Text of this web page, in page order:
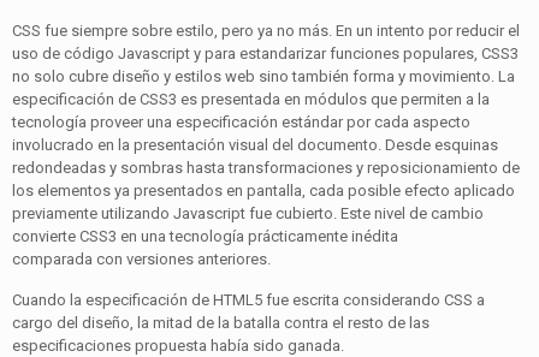
CSS fue siempre sobre estilo, pero ya no más. En un intento por reducir el
uso de código Javascript y para estandarizar funciones populares, CSS3
no solo cubre diseño y estilos web sino también forma y movimiento. La
especificación de CSS3 es presentada en módulos que permiten a la
tecnología proveer una especificación estándar por cada aspecto
involucrado en la presentación visual del documento. Desde esquinas
redondeadas y sombras hasta transformaciones y reposicionamiento de
los elementos ya presentados en pantalla, cada posible efecto aplicado
previamente utilizando Javascript fue cubierto. Este nivel de cambio
convierte CSS3 en una tecnología prácticamente inédita
comparada con versiones anteriores.
Cuando la especificación de HTML5 fue escrita considerando CSS a
cargo del diseño, la mitad de la batalla contra el resto de las
especificaciones propuesta había sido ganada.